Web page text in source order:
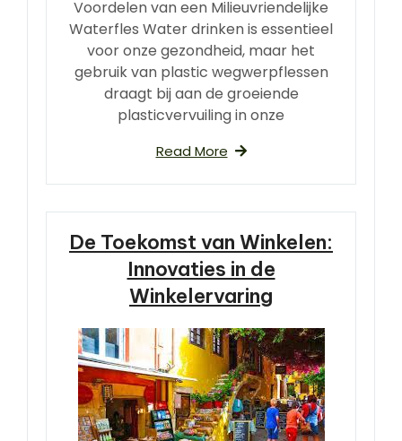
Voordelen van een Milieuvriendelijke
Waterfles Water drinken is essentieel
voor onze gezondheid, maar het
gebruik van plastic wegwerpflessen
draagt bij aan de groeiende
plasticvervuiling in onze
Read More
De Toekomst van Winkelen:
Innovaties in de
Winkelervaring